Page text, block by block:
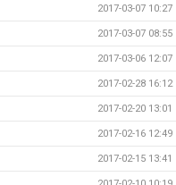
2017-03-07 10:27
2017-03-07 08:55
2017-03-06 12:07
2017-02-28 16:12
2017-02-20 13:01
2017-02-16 12:49
2017-02-15 13:41